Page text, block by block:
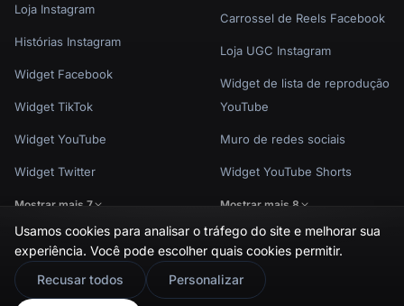
Loja Instagram
Histórias Instagram
Widget Facebook
Widget TikTok
Widget YouTube
Widget Twitter
Mostrar mais 7
Carrossel de Reels Facebook
Loja UGC Instagram
Widget de lista de reprodução
YouTube
Muro de redes sociais
Widget YouTube Shorts
Mostrar mais 8
Política de privacidadeTermos de usoConfigurações de cookies
Usamos cookies para analisar o tráfego do site e melhorar sua
experiência. Você pode escolher quais cookies permitir.
Recusar todos
Personalizar
🇬🇧 Would you prefer this site in English?